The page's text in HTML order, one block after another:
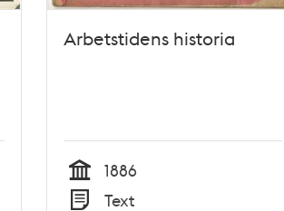
Arbetstidens historia
Tid
1886
Text